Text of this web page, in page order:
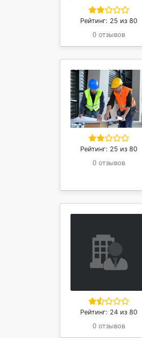
Рейтинг: 25 из 80
0 отзывов
Рейтинг: 25 из 80
0 отзывов
Рейтинг: 24 из 80
0 отзывов